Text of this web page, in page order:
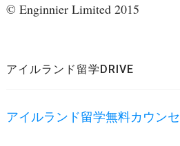
© Enginnier Limited 2015
アイルランド留学DRIVE
アイルランド留学無料カウン